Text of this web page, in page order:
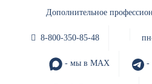
Дополнительное
8-800-350-85-48
- мы в MAX -